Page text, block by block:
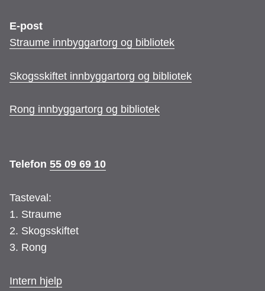
F
a
c
o
n
s
g
E-post
Straume innbyggartorg og bibliotek
Skogsskiftet innbyggartorg og bibliotek
Rong innbyggartorg og bibliotek
Telefon 55 09 69 10
Tasteval:
1. Straume
2. Skogsskiftet
3. Rong
Intern hjelp